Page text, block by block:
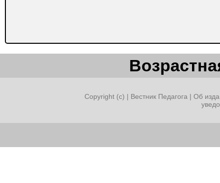
Copyright (c) | Вестник Педагога | Об